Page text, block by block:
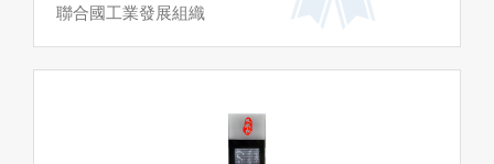
聯合國工業發展組織